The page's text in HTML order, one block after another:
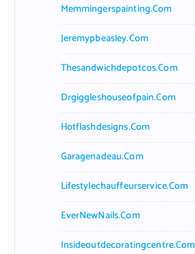
Memmingerspainting.com
Jeremypbeasley.com
Thesandwichdepotcos.com
Drgiggleshouseofpain.com
Hotflashdesigns.com
Garagenadeau.com
Lifestylechauffeurservice.com
EverNewNails.com
Insideoutdecoratingcentre.com